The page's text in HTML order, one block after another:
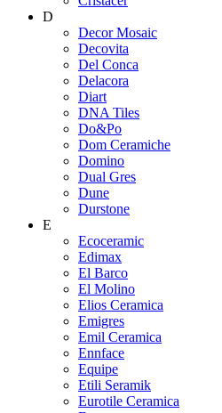
D
Decor Mosaic
Decovita
Del Conca
Delacora
Diart
DNA Tiles
Do&Po
Dom Ceramiche
Domino
Dual Gres
Dune
Durstone
E
Ecoceramic
Edimax
El Barco
El Molino
Elios Ceramica
Emigres
Emil Ceramica
Ennface
Equipe
Etili Seramik
Eurotile Ceramica